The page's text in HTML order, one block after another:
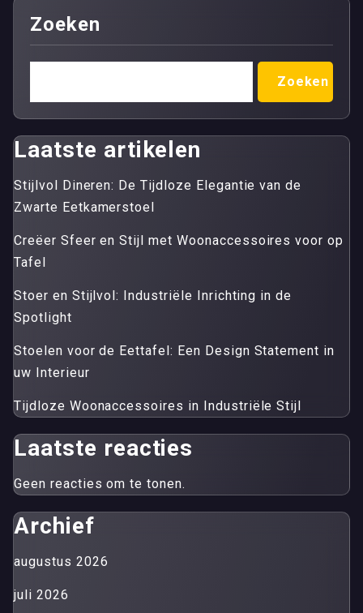
Zoeken
Zoeken
Laatste artikelen
Stijlvol Dineren: De Tijdloze Elegantie van de
Zwarte Eetkamerstoel
Creëer Sfeer en Stijl met Woonaccessoires voor op
Tafel
Stoer en Stijlvol: Industriële Inrichting in de
Spotlight
Stoelen voor de Eettafel: Een Design Statement in
uw Interieur
Tijdloze Woonaccessoires in Industriële Stijl
Laatste reacties
Geen reacties om te tonen.
Archief
augustus 2026
juli 2026